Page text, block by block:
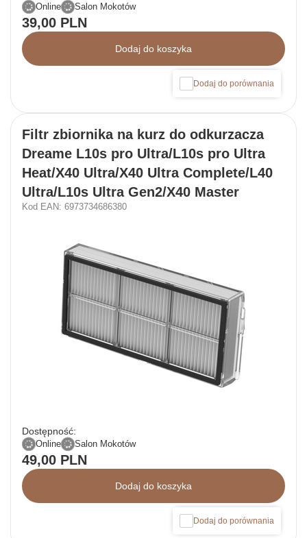
Online Salon Mokotów
39,00 PLN
Dodaj do koszyka
Dodaj do porównania
Filtr zbiornika na kurz do odkurzacza
Dreame L10s pro Ultra/L10s pro Ultra
Heat/X40 Ultra/X40 Ultra Complete/L40
Ultra/L10s Ultra Gen2/X40 Master
Kod EAN: 6973734686380
Dostępność:
Online Salon Mokotów
49,00 PLN
Dodaj do koszyka
Dodaj do porównania